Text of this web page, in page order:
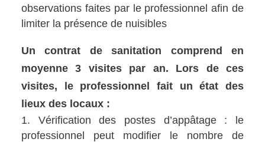
observations faites par le professionnel afin de
limiter la présence de nuisibles
Un contrat de sanitation comprend en
moyenne 3 visites par an. Lors de ces
visites, le professionnel fait un état des
lieux des locaux :
Vérification des postes d’appâtage : le
professionnel peut modifier le nombre de